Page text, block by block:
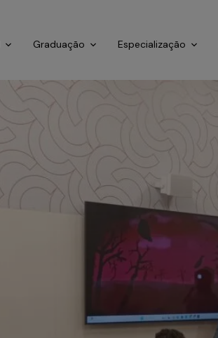
Graduação Especialização